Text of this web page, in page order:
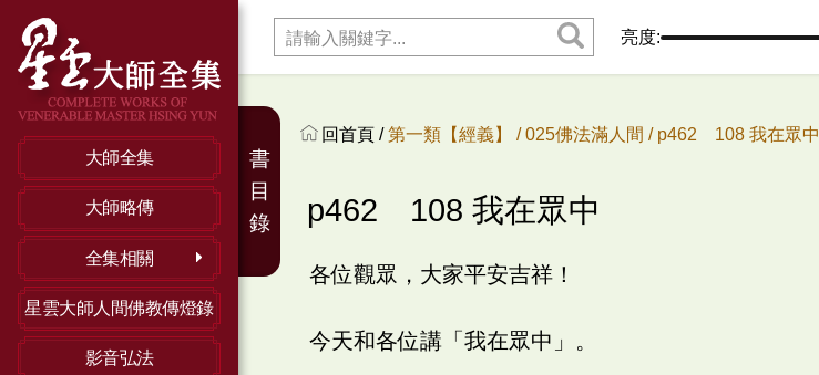
大師全集
大師略傳
全集相關
星雲大師人間佛教傳燈錄
影音弘法
亮度:
回首頁 /第一類【經義】 /025佛法滿人間 / p462 108 我在眾中
p462 108 我在眾中
各位觀眾，大家平安吉祥！
今天和各位講「我在眾中」。
書
目
錄